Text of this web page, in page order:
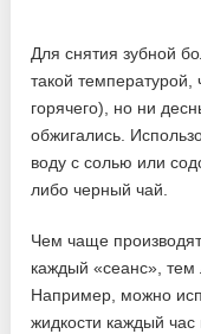
Для снятия зубной
такой
горячего), но ни
обжигались.
воду с солью или
либо черный чай.
Чем чаще
каждый «сеанс»,
Например, можно
жидкости каждый час